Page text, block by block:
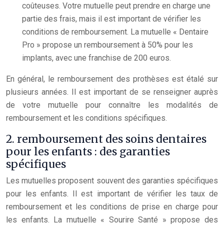
coûteuses. Votre mutuelle peut prendre en charge une
partie des frais, mais il est important de vérifier les
conditions de remboursement. La mutuelle « Dentaire
Pro » propose un remboursement à 50% pour les
implants, avec une franchise de 200 euros.
En général, le remboursement des prothèses est étalé sur
plusieurs années. Il est important de se renseigner auprès
de votre mutuelle pour connaître les modalités de
remboursement et les conditions spécifiques.
2. remboursement des soins dentaires
pour les enfants : des garanties
spécifiques
Les mutuelles proposent souvent des garanties spécifiques
pour les enfants. Il est important de vérifier les taux de
remboursement et les conditions de prise en charge pour
les enfants. La mutuelle « Sourire Santé » propose des